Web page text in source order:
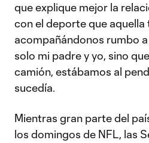
que explique mejor la
con el deporte que
acompañándonos rumbo
solo mi padre y yo, sino
camión, estábamos al
sucedía.
Mientras gran parte del
los domingos de NFL, las